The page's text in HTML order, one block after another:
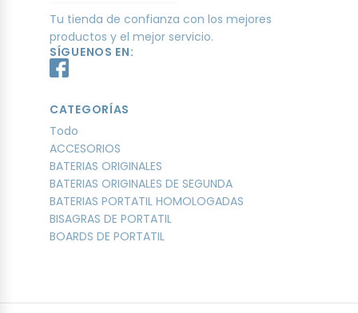
Tu tienda de confianza con los mejores
productos y el mejor servicio.
SÍGUENOS EN:
CATEGORÍAS
Todo
ACCESORIOS
BATERIAS ORIGINALES
BATERIAS ORIGINALES DE SEGUNDA
BATERIAS PORTATIL HOMOLOGADAS
BISAGRAS DE PORTATIL
BOARDS DE PORTATIL